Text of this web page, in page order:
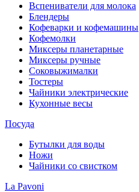
Вспениватели для молока
Блендеры
Кофеварки и кофемашины
Кофемолки
Миксеры планетарные
Миксеры ручные
Соковыжималки
Тостеры
Чайники электрические
Кухонные весы
Посуда
Бутылки для воды
Ножи
Чайники со свистком
La Pavoni